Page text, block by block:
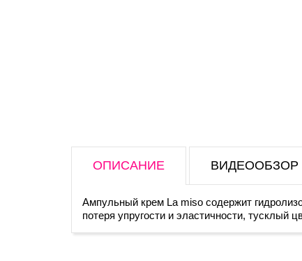
ОПИСАНИЕ ВИДЕООБЗОР
Ампульный крем La miso содержит
потеря упругости и эластичности,